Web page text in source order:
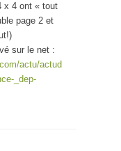
x 4 ont « tout
page 2 et
sur le net :
actu/actud
_dep-